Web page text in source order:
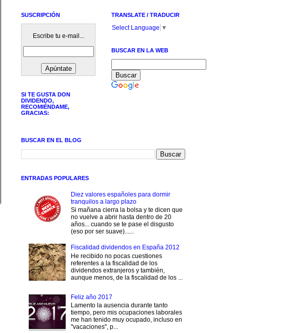
SUSCRIPCIÓN
Escribe tu e-mail...
SI TE GUSTA DON
DIVIDENDO,
RECOMIÉNDAME,
GRACIAS:
TRANSLATE / TRADUCIR
Select Language ▼
BUSCAR EN LA WEB
BUSCAR EN EL BLOG
ENTRADAS POPULARES
Diez valores españoles para dormir
tranquilos a largo plazo
Si mañana cierra la bolsa y te dicen que
no vuelve a abrir hasta dentro de 20
años... cuando se te pase el disgusto
(eso por ser suave)......
Fiscalidad dividendos en España 2012
He recibido no pocas cuestiones
referentes a la fiscalidad de los
dividendos extranjeros y también,
aunque menos, de la fiscalidad de los ...
Feliz año 2017
Lamento la ausencia durante tanto
tiempo, pero mis ocupaciones laborales
me han tenido muy ocupado, incluso en
"vacaciones", p...